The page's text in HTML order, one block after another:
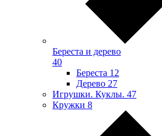
Береста и дерево
40
Береста 12
Дерево 27
Игрушки. Куклы. 47
Кружки 8